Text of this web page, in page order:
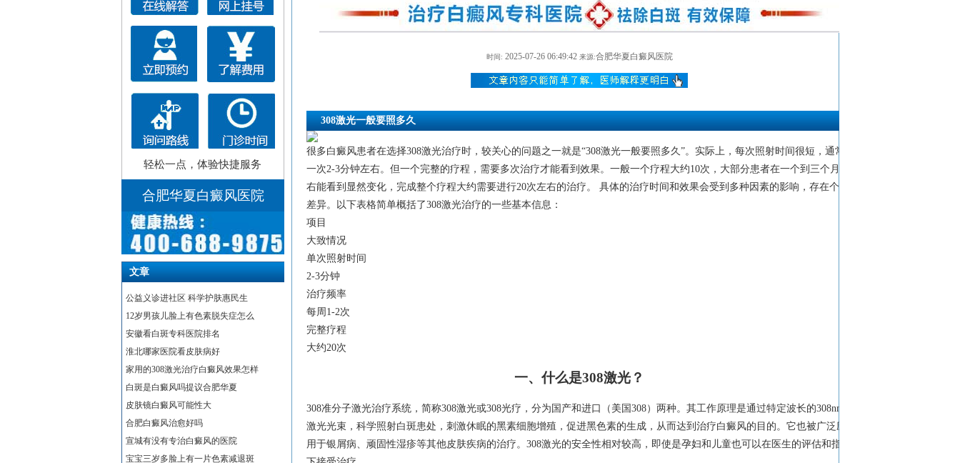
时间: 2025-07-26 06:49:42 来源:合肥华夏白癜风医院
308激光一般要照多久
很多白癜风患者在选择308激光治疗时，较关心的问题之一就是“308激光一般要照多久”。实际上，每次照射时间很短，通常
一次2-3分钟左右。但一个完整的疗程，需要多次治疗才能看到效果。一般一个疗程大约10次，大部分患者在一个到三个月左
右能看到显然变化，完成整个疗程大约需要进行20次左右的治疗。 具体的治疗时间和效果会受到多种因素的影响，存在个体
差异。以下表格简单概括了308激光治疗的一些基本信息：
项目
大致情况
单次照射时间
2-3分钟
治疗频率
每周1-2次
完整疗程
大约20次
一、什么是308激光？
308准分子激光治疗系统，简称308激光或308光疗，分为国产和进口（美国308）两种。其工作原理是通过特定波长的308nm
激光光束，科学照射白斑患处，刺激休眠的黑素细胞增殖，促进黑色素的生成，从而达到治疗白癜风的目的。它也被广泛应
用于银屑病、顽固性湿疹等其他皮肤疾病的治疗。308激光的安全性相对较高，即使是孕妇和儿童也可以在医生的评估和指导
轻松一点，体验快捷服务
合肥华夏白癜风医院
文章
公益义诊进社区 科学护肤惠民生
12岁男孩儿脸上有色素脱失症怎么
安徽看白斑专科医院排名
淮北哪家医院看皮肤病好
家用的308激光治疗白癜风效果怎样
白斑是白癜风吗提议合肥华夏
皮肤镜白癜风可能性大
合肥白癜风治愈好吗
宣城有没有专治白癜风的医院
宝宝三岁多脸上有一片色素减退斑